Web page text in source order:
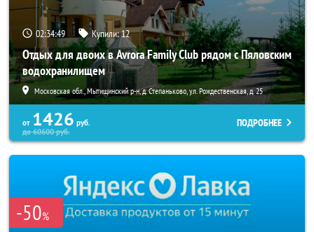
02:34:47 Купили:12
Отдых для двоих в Avrora Family Club рядом с Пяловским
водохранилищем
Московская обл., Мытищинский р-н, д. Степаньково, ул. Рождественская, д. 25
от 1426 руб.
до60600руб.
ПОДРОБНЕЕ
-50%